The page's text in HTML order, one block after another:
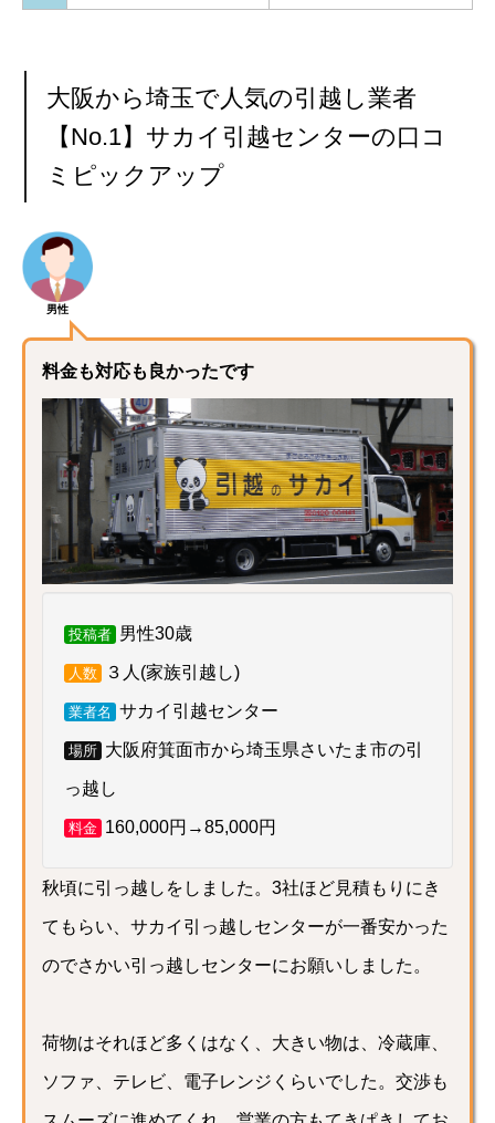
大阪から埼玉で人気の引越し業者
【No.1】サカイ引越センターの口コ
ミピックアップ
男性
料金も対応も良かったです
投稿者 男性30歳
人数 ３人(家族引越し)
業者名 サカイ引越センター
場所 大阪府箕面市から埼玉県さいたま市の引
っ越し
料金 160,000円→85,000円
秋頃に引っ越しをしました。3社ほど見積もりにき
てもらい、サカイ引っ越しセンターが一番安かった
のでさかい引っ越しセンターにお願いしました。
荷物はそれほど多くはなく、大きい物は、冷蔵庫、
ソファ、テレビ、電子レンジくらいでした。交渉も